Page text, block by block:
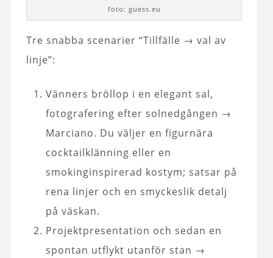
foto: guess.eu
Tre snabba scenarier “Tillfälle → val av
linje”:
Vänners bröllop i en elegant sal,
fotografering efter solnedgången →
Marciano. Du väljer en figurnära
cocktailklänning eller en
smokinginspirerad kostym; satsar på
rena linjer och en smyckeslik detalj
på väskan.
Projektpresentation och sedan en
spontan utflykt utanför stan →